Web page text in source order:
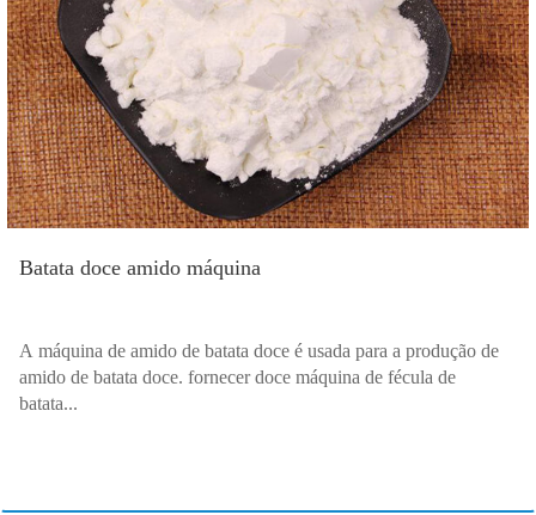
Batata doce amido máquina
A máquina de amido de batata doce é usada para a produção de
amido de batata doce. fornecer doce máquina de fécula de
batata...